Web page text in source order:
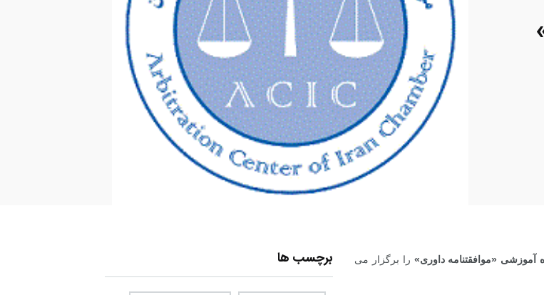
آموزشی «موافقتنامه داوری» را برگزار می
برچسب ها